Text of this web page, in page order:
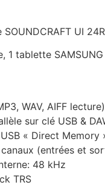
UI
1 tablette
WAV, AIFF lecture)
sur clé USB &
« Direct Memory
(entrées et
48 kHz
TRS